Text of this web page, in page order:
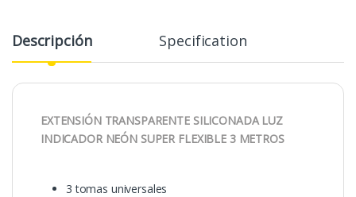
Descripción Specification
EXTENSIÓN TRANSPARENTE SILICONADA LUZ
INDICADOR NEÓN SUPER FLEXIBLE 3 METROS
3 tomas universales